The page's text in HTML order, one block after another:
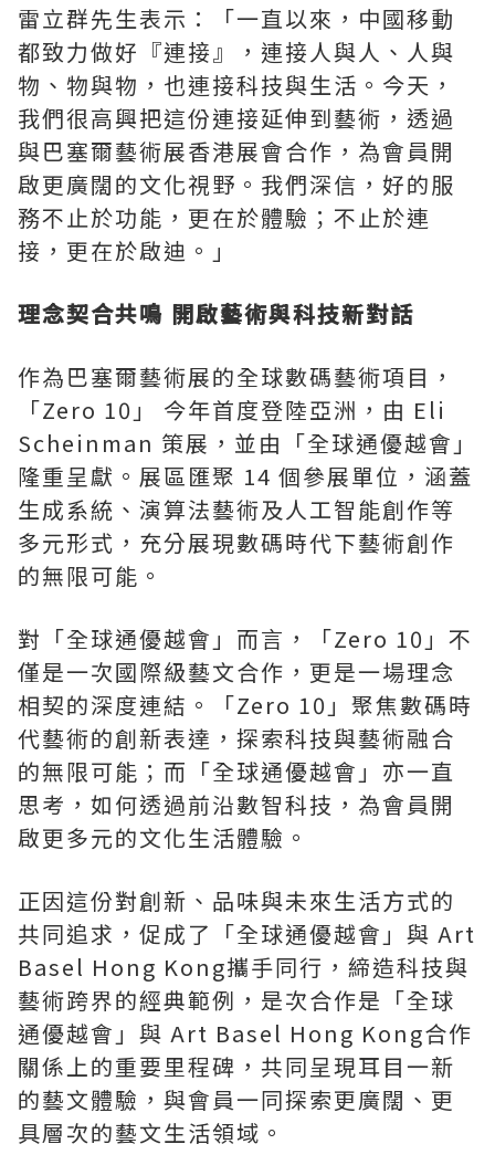
雷立群先生表示：「一直以來，中國移動
都致力做好『連接』，連接人與人、人與
物、物與物，也連接科技與生活。今天，
我們很高興把這份連接延伸到藝術，透過
與巴塞爾藝術展香港展會合作，為會員開
啟更廣闊的文化視野。我們深信，好的服
務不止於功能，更在於體驗；不止於連
接，更在於啟迪。」
理念契合共鳴 開啟藝術與科技新對話
作為巴塞爾藝術展的全球數碼藝術項目，
「Zero 10」 今年首度登陸亞洲，由 Eli
Scheinman 策展，並由「全球通優越會」
隆重呈獻。展區匯聚 14 個參展單位，涵蓋
生成系統、演算法藝術及人工智能創作等
多元形式，充分展現數碼時代下藝術創作
的無限可能。
對「全球通優越會」而言，「Zero 10」不
僅是一次國際級藝文合作，更是一場理念
相契的深度連結。「Zero 10」聚焦數碼時
代藝術的創新表達，探索科技與藝術融合
的無限可能；而「全球通優越會」亦一直
思考，如何透過前沿數智科技，為會員開
啟更多元的文化生活體驗。
正因這份對創新、品味與未來生活方式的
共同追求，促成了「全球通優越會」與 Art
Basel Hong Kong攜手同行，締造科技與
藝術跨界的經典範例，是次合作是「全球
通優越會」與 Art Basel Hong Kong合作
關係上的重要里程碑，共同呈現耳目一新
的藝文體驗，與會員一同探索更廣闊、更
具層次的藝文生活領域。